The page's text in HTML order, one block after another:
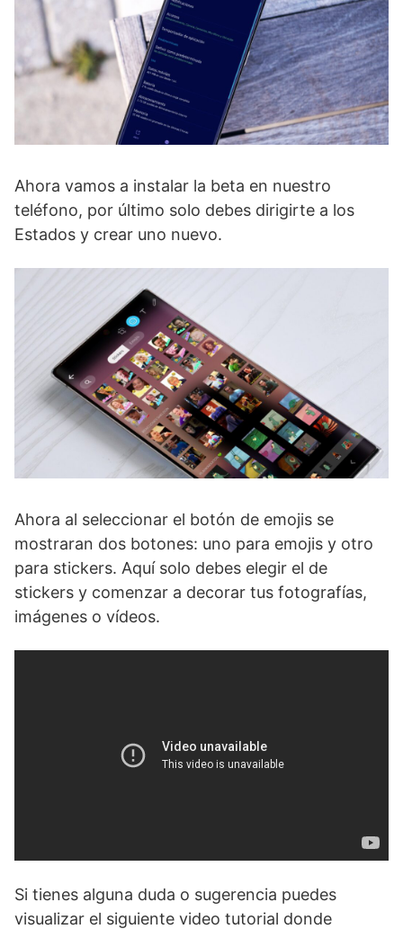
Ahora vamos a instalar la beta en nuestro
teléfono, por último solo debes dirigirte a los
Estados y crear uno nuevo.
Ahora al seleccionar el botón de emojis se
mostraran dos botones: uno para emojis y otro
para stickers. Aquí solo debes elegir el de
stickers y comenzar a decorar tus fotografías,
imágenes o vídeos.
Si tienes alguna duda o sugerencia puedes
visualizar el siguiente video tutorial donde